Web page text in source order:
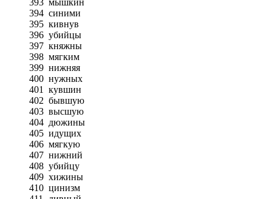
393 мышкин
394 синими
395 кивнув
396 убийцы
397 княжны
398 мягким
399 нижняя
400 нужных
401
кувшин
402 бывшую
403 высшую
404 дюжины
405 идущих
406 мягкую
407 нижний
408 убийцу
409 хижины
410 цинизм